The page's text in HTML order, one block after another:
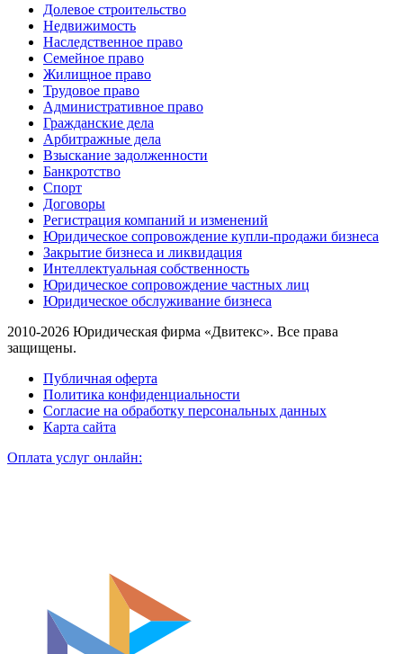
Долевое строительство
Недвижимость
Наследственное право
Семейное право
Жилищное право
Трудовое право
Административное право
Гражданские дела
Арбитражные дела
Взыскание задолженности
Банкротство
Спорт
Договоры
Регистрация компаний и изменений
Юридическое сопровождение купли-продажи бизнеса
Закрытие бизнеса и ликвидация
Интеллектуальная собственность
Юридическое сопровождение частных лиц
Юридическое обслуживание бизнеса
2010-2026 Юридическая фирма «Двитекс». Все права
защищены.
Публичная оферта
Политика конфиденциальности
Согласие на обработку персональных данных
Карта сайта
Оплата услуг онлайн: